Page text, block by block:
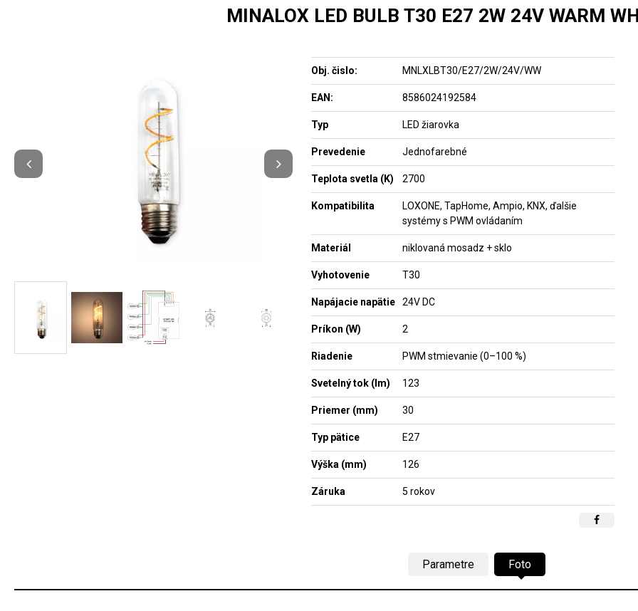
MINALOX LED BULB T30 E27 2W 24V WARM
Obj. čislo: MNLXLBT30/E27/2W/24V/WW
EAN: 8586024192584
Typ LED žiarovka
Prevedenie Jednofarebné
Teplota svetla (K) 2700
Kompatibilita
LOXONE, TapHome, Ampio, KNX, ďalšie
systémy s PWM ovládaním
Materiál niklovaná mosadz + sklo
Vyhotovenie T30
Napájacie napätie 24V DC
Príkon (W) 2
Riadenie PWM stmievanie (0–100 %)
Svetelný tok (lm) 123
Priemer (mm) 30
Typ pätice E27
Výška (mm) 126
Záruka 5 rokov
Parametre Foto